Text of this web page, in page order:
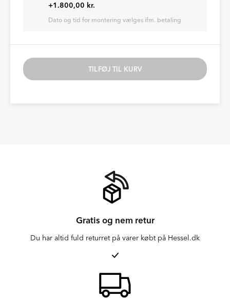
+1.800,00 kr.
Dato og tid for montering vælges ifm. betaling
TILFØJ TIL KURV
Gratis og nem retur
Du har altid fuld returret på varer købt på Hessel.dk